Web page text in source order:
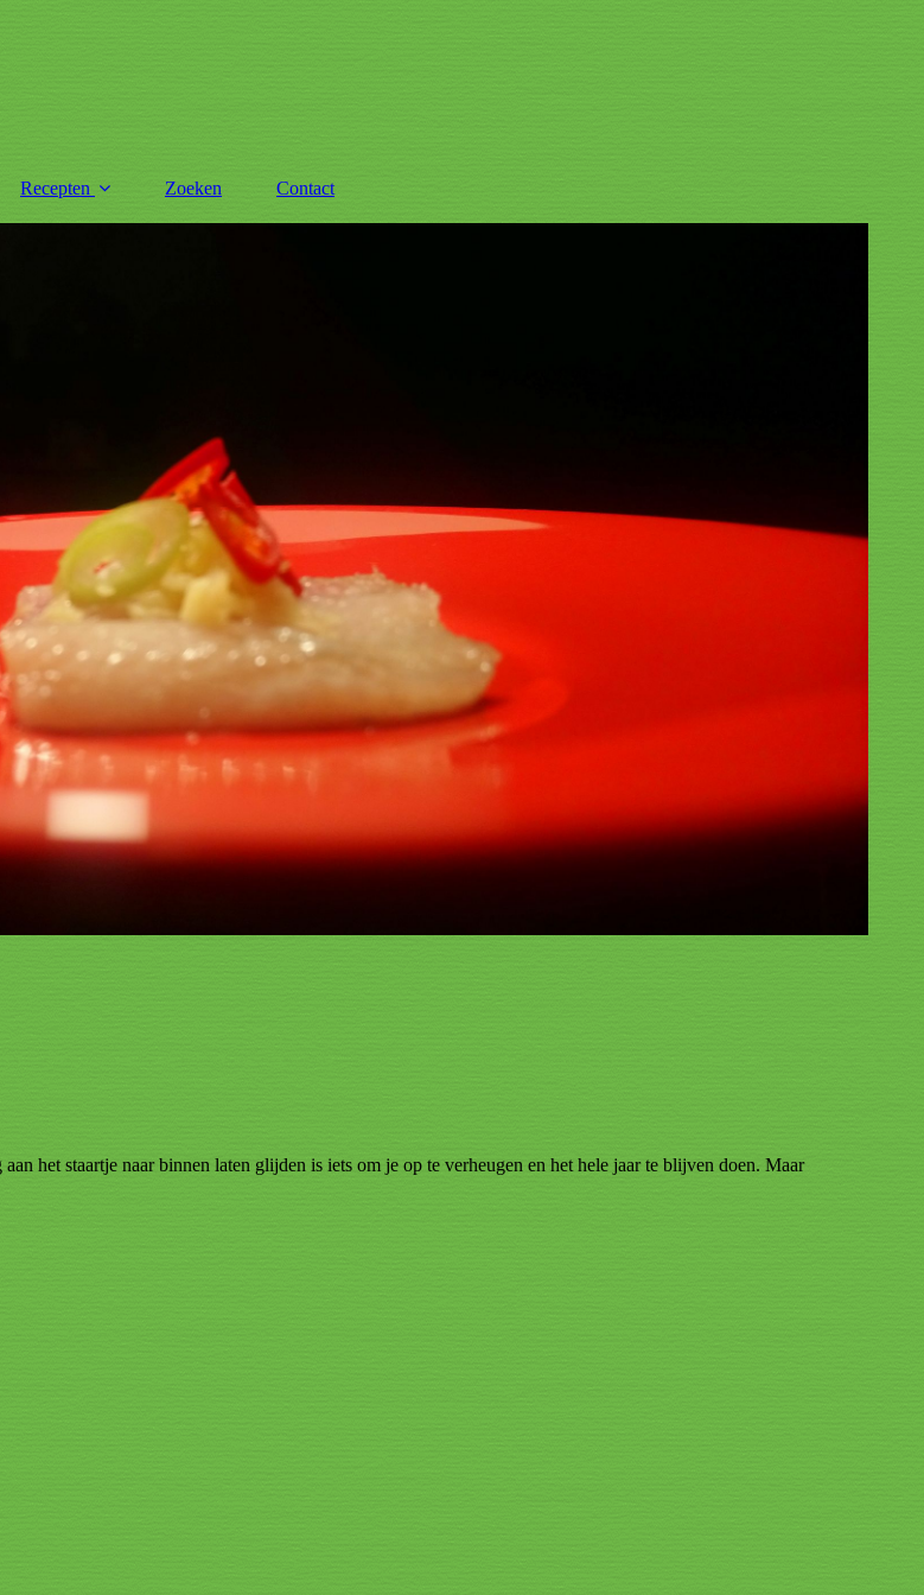
Recepten Zoeken Contact
het staartje naar binnen laten glijden is iets om je op te verheugen en het hele jaar te blijven doen. Maar